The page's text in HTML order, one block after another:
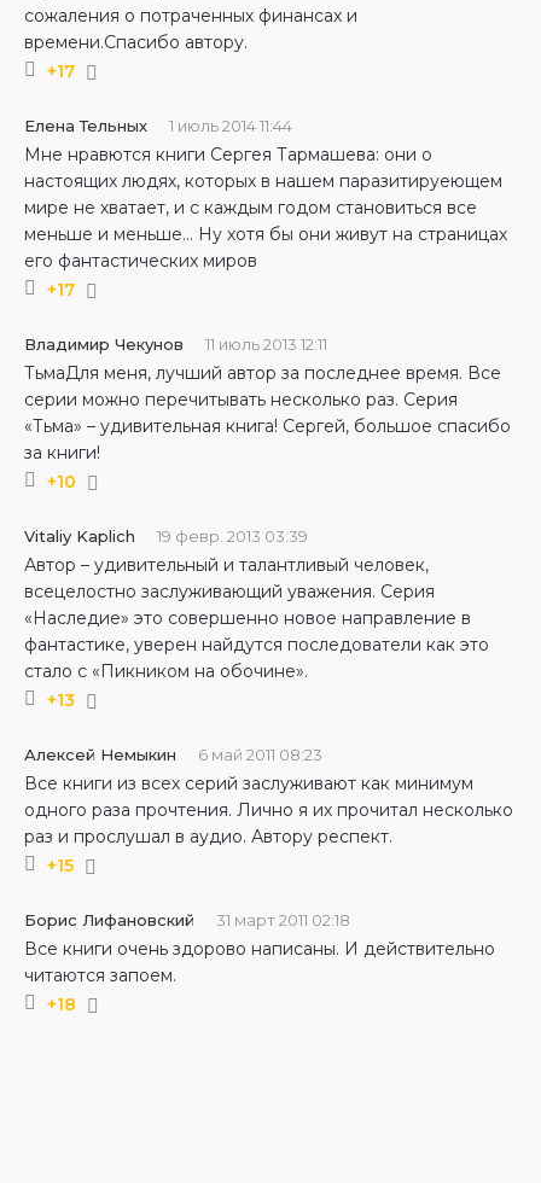
сожаления о потраченных финансах и
времени.Спасибо автору.
+17
Елена Тельных 1 июль 2014 11:44
Мне нравются книги Сергея Тармашева: они о
настоящих людях, которых в нашем паразитируеющем
мире не хватает, и с каждым годом становиться все
меньше и меньше… Ну хотя бы они живут на страницах
его фантастических миров
+17
Владимир Чекунов 11 июль 2013 12:11
ТьмаДля меня, лучший автор за последнее время. Все
серии можно перечитывать несколько раз. Серия
«Тьма» – удивительная книга! Сергей, большое спасибо
за книги!
+10
Vitaliy Kaplich 19 февр. 2013 03:39
Автор – удивительный и талантливый человек,
всецелостно заслуживающий уважения. Серия
«Наследие» это совершенно новое направление в
фантастике, уверен найдутся последователи как это
стало с «Пикником на обочине».
+13
Алексей Немыкин 6 май 2011 08:23
Все книги из всех серий заслуживают как минимум
одного раза прочтения. Лично я их прочитал несколько
раз и прослушал в аудио. Автору респект.
+15
Борис Лифановский 31 март 2011 02:18
Все книги очень здорово написаны. И действительно
читаются запоем.
+18